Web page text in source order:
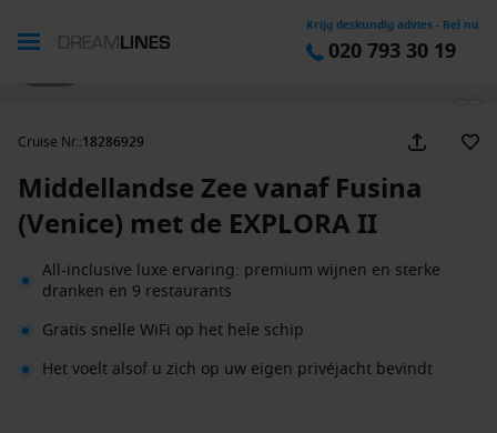
Krijg deskundig advies - Bel nu
020 793 30 19
Cruise Nr.:18286929
Middellandse Zee vanaf Fusina
(Venice) met de EXPLORA II
All-inclusive luxe ervaring: premium wijnen en sterke
dranken en 9 restaurants
Gratis snelle WiFi op het hele schip
Het voelt alsof u zich op uw eigen privéjacht bevindt